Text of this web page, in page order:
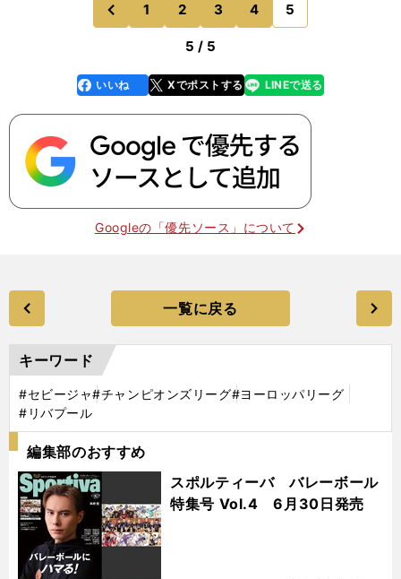
前
のページへ
1 2 3 4 5
5 / 5
faceboo
k
いいね Xでポストする
line LINEで送る
Googleの「優先ソース」について
一覧に戻る
キーワード
#セビージャ#チャンピオンズリーグ#ヨーロッパリーグ
#リバプール
編集部のおすすめ
スポルティーバ バレーボール
特集号 Vol.4 6月30日発売